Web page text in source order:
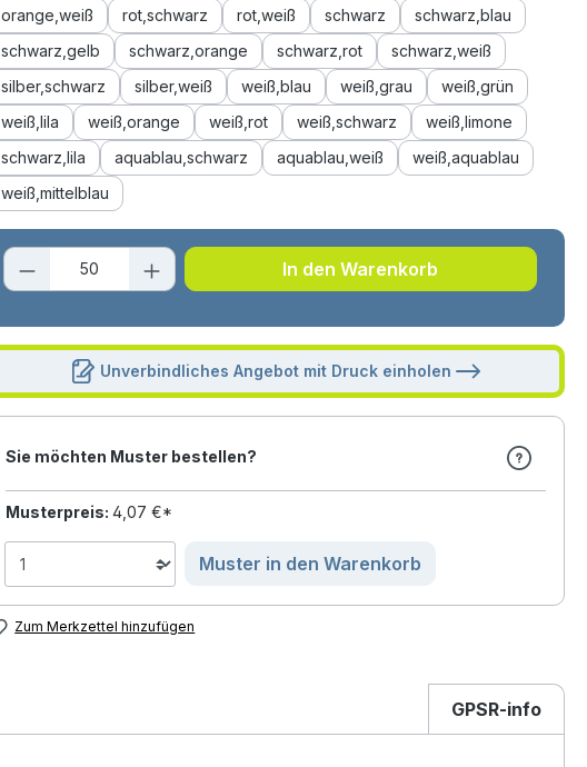
orange,weiß
rot,schwarz rot,weiß schwarz
schwarz,blau
schwarz,gelb
schwarz,orange schwarz,rot
schwarz,weiß
silber,schwarz
silber,weiß weiß,blau weiß,grau
weiß,grün
weiß,lila
weiß,orange weiß,rot weiß,schwarz
weiß,limone
schwarz,lila
aquablau,schwarz aquablau,weiß
weiß,aquablau
weiß,mittelblau
Produkt Anzahl: Gib den gewünschten Wert
In den Warenkorb
Unverbindliches Angebot mit Druck einholen
Sie möchten Muster bestellen?
Musterpreis: 4,07 €*
Muster in den Warenkorb
Zum Merkzettel hinzufügen
GPSR-info